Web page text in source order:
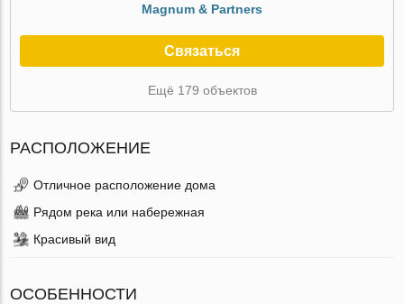
Magnum & Partners
Связаться
Ещё 179 объектов
РАСПОЛОЖЕНИЕ
Отличное расположение дома
Рядом река или набережная
Красивый вид
ОСОБЕННОСТИ